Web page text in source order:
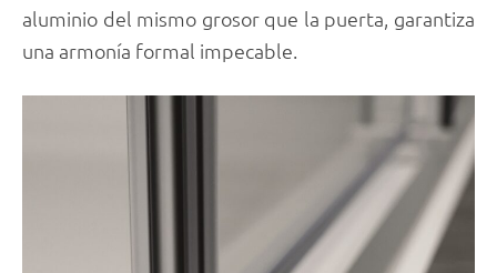
aluminio del mismo grosor que la puerta, garantiza
una armonía formal impecable.